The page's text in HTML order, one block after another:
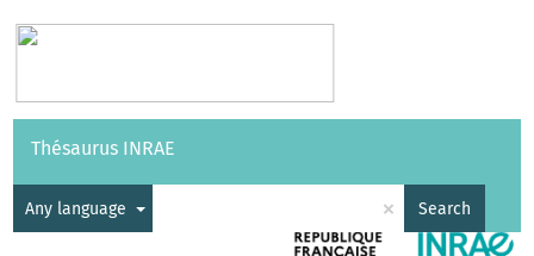
Vocabularies API
Thésaurus INRAE
Any language × Search